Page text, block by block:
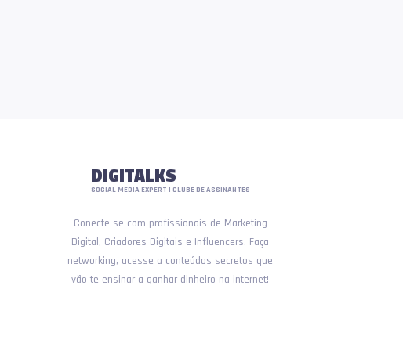
DIGITALKS
SOCIAL MEDIA EXPERT | CLUBE DE ASSINANTES
Conecte-se com profissionais de Marketing
Digital, Criadores Digitais e Influencers. Faça
networking, acesse a conteúdos secretos que
vão te ensinar a ganhar dinheiro na internet!